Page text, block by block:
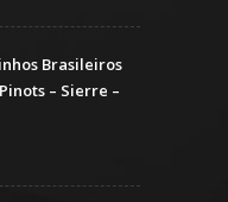
Brasileiros
– Sierre –